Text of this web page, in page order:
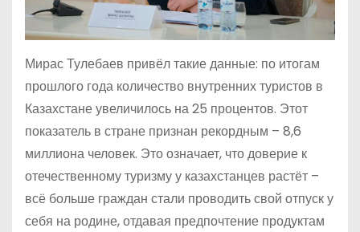
Мирас Тулебаев привёл такие данные: по итогам
прошлого года количество внутренних туристов в
Казахстане увеличилось на 25 процентов. Этот
показатель в стране признан рекордным – 8,6
миллиона человек. Это означает, что доверие к
отечественному туризму у казахстанцев растёт –
всё больше граждан стали проводить свой отпуск у
себя на родине, отдавая предпочтение продуктам